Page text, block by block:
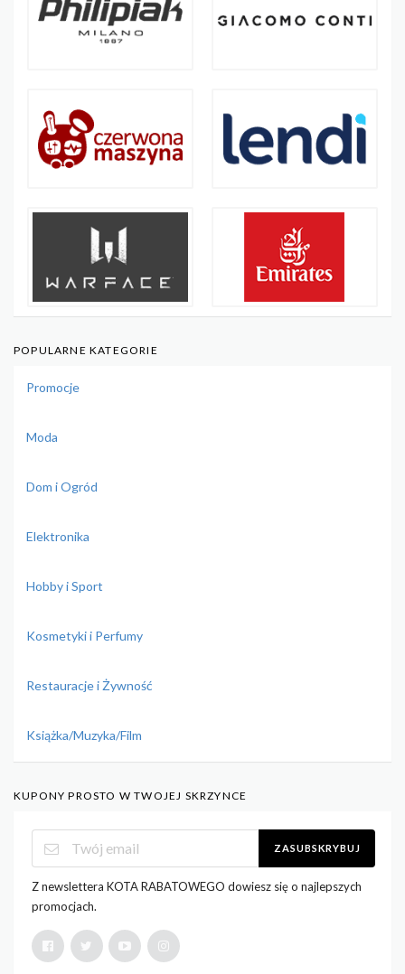
POPULARNE KATEGORIE
Promocje
Moda
Dom i Ogród
Elektronika
Hobby i Sport
Kosmetyki i Perfumy
Restauracje i Żywność
Książka/Muzyka/Film
KUPONY PROSTO W TWOJEJ SKRZYNCE
ZASUBSKRYBUJ
Z newslettera KOTA RABATOWEGO dowiesz się o najlepszych
promocjach.